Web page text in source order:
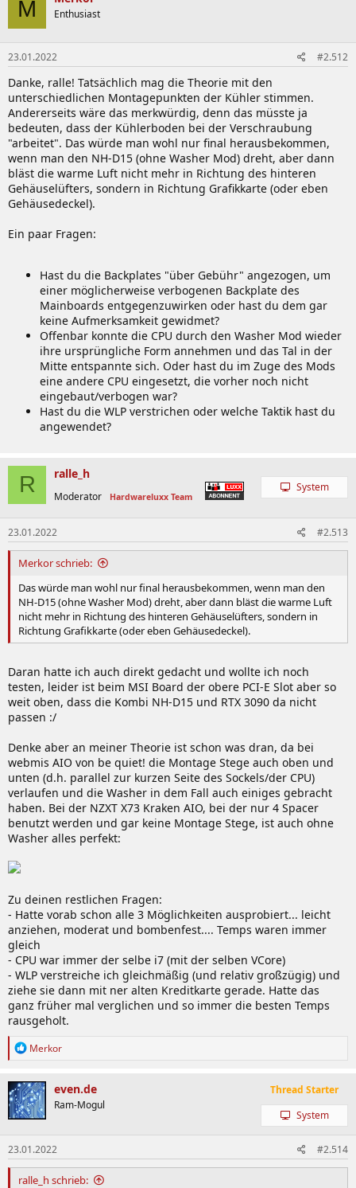
t
o
n
e
n
M Enthusiast
23.01.2022 #2.512
Danke, ralle! Tatsächlich mag die Theorie mit den
unterschiedlichen Montagepunkten der Kühler stimmen.
Andererseits wäre das merkwürdig, denn das müsste ja
bedeuten, dass der Kühlerboden bei der Verschraubung
"arbeitet". Das würde man wohl nur final herausbekommen,
wenn man den NH-D15 (ohne Washer Mod) dreht, aber dann
bläst die warme Luft nicht mehr in Richtung des hinteren
Gehäuselüfters, sondern in Richtung Grafikkarte (oder eben
Gehäusedeckel).
Ein paar Fragen:
Hast du die Backplates "über Gebühr" angezogen, um
einer möglicherweise verbogenen Backplate des
Mainboards entgegenzuwirken oder hast du dem gar
keine Aufmerksamkeit gewidmet?
Offenbar konnte die CPU durch den Washer Mod wieder
ihre ursprüngliche Form annehmen und das Tal in der
Mitte entspannte sich. Oder hast du im Zuge des Mods
eine andere CPU eingesetzt, die vorher noch nicht
eingebaut/verbogen war?
Hast du die WLP verstrichen oder welche Taktik hast du
angewendet?
R ralle_h
Moderator Hardwareluxx Team
System
23.01.2022 #2.513
Merkor schrieb:
Das würde man wohl nur final herausbekommen, wenn man den
NH-D15 (ohne Washer Mod) dreht, aber dann bläst die warme Luft
nicht mehr in Richtung des hinteren Gehäuselüfters, sondern in
Richtung Grafikkarte (oder eben Gehäusedeckel).
Daran hatte ich auch direkt gedacht und wollte ich noch
testen, leider ist beim MSI Board der obere PCI-E Slot aber so
weit oben, dass die Kombi NH-D15 und RTX 3090 da nicht
passen :/
Denke aber an meiner Theorie ist schon was dran, da bei
webmis AIO von be quiet! die Montage Stege auch oben und
unten (d.h. parallel zur kurzen Seite des Sockels/der CPU)
verlaufen und die Washer in dem Fall auch einiges gebracht
haben. Bei der NZXT X73 Kraken AIO, bei der nur 4 Spacer
benutzt werden und gar keine Montage Stege, ist auch ohne
Washer alles perfekt:
Zu deinen restlichen Fragen:
- Hatte vorab schon alle 3 Möglichkeiten ausprobiert... leicht
anziehen, moderat und bombenfest.... Temps waren immer
gleich
- CPU war immer der selbe i7 (mit der selben VCore)
- WLP verstreiche ich gleichmäßig (und relativ großzügig) und
ziehe sie dann mit ner alten Kreditkarte gerade. Hatte das
ganz früher mal verglichen und so immer die besten Temps
rausgeholt.
R
k
t
i
o
n
e
n
:
Merkor
even.de
Ram-Mogul
Thread Starter
System
23.01.2022 #2.514
ralle_h schrieb: